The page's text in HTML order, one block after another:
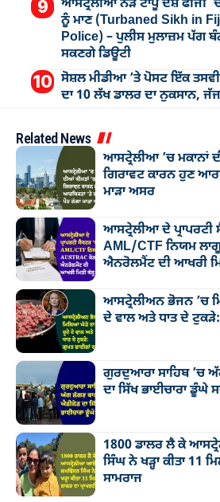
ਆਸਟ੍ਰੇਲੀਆ ਨੇੜੇ ਟਾਪੂ ਦੇਸ਼ ਫੀਜੀ
ਨੂੰ ਮਾਣ (Turbaned Sikh in
Police) – ਪੁਲੀਸ ਮੁਲਾਜ਼ਮ ਪੱਗ
ਸਕਣਗੇ ਡਿਊਟੀ
ਸੋਸ਼ਲ ਮੀਡੀਆ ’ਤੇ ਪੋਸਟ ਇੱਕ
ਦਾ 10 ਲੱਖ ਡਾਲਰ ਦਾ ਨੁਕਸਾਨ,
Related News
ਆਸਟ੍ਰੇਲੀਆ ’ਚ ਮਕਾਨਾਂ
ਗਿਰਾਵਟ ਕਾਰਨ ਹੁਣ
ਮਾੜਾ ਅਸਰ
ਆਸਟ੍ਰੇਲੀਆ ਦੇ
AML/CTF ਨਿਯਮ
ਐਨਰੋਲਮੈਂਟ ਦੀ ਆਖਰੀ
ਆਸਟ੍ਰੇਲੀਅਨ ਭੋਜਨ ’ਚ
ਦੇ ਵਾਲ ਅਤੇ ਧਾਤ ਦੇ
ਗੁਰਦੁਆਰਾ ਸਾਹਿਬ ’ਚ
ਦਾ ਸਿੱਖ ਭਾਈਚਾਰਾ ਡੂੰਘੇ
1800 ਡਾਲਰ ਲੈ ਕੇ
ਸਿੰਘ ਨੇ ਖੜ੍ਹਾ ਕੀਤਾ 11
ਸਾਮਰਾਜ